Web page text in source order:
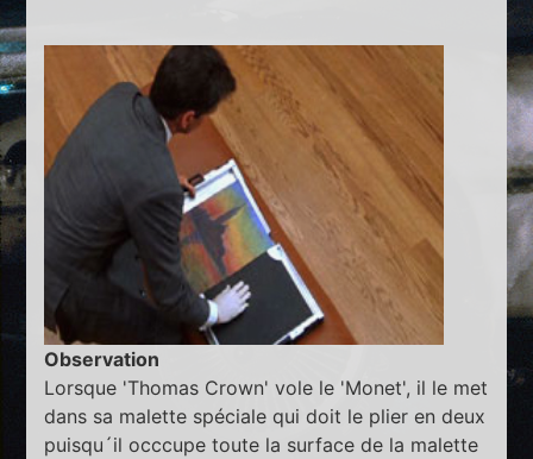
Observation
Lorsque 'Thomas Crown' vole le 'Monet', il le met
dans sa malette spéciale qui doit le plier en deux
puisqu´il occcupe toute la surface de la malette